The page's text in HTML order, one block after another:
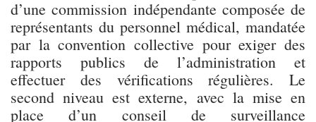
d’une commission indépendante composée de
représentants du personnel médical, mandatée
par la convention collective pour exiger des
rapports publics de l’administration et
effectuer des vérifications régulières. Le
second niveau est externe, avec la mise en
place d’un conseil de surveillance